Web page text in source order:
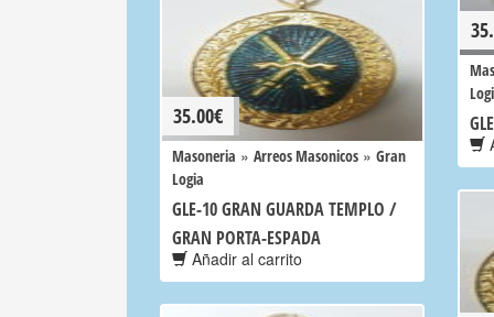
35.00€
Masoneria » Arreos Masonicos » Gran
Logia
GLE-10 GRAN GUARDA TEMPLO /
GRAN PORTA-ESPADA
Añadir al carrito